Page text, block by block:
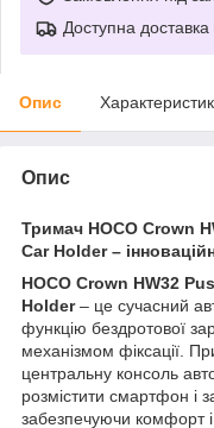
Доступна доставка
Опис
Опис
Тримач HOCO Crown
Car Holder –
HOCO Crown HW32
Holder– це сучасний
функцію бездротової
механізмом фіксації.
центральну консоль
розмістити смартфон і
забезпечуючи комфорт і